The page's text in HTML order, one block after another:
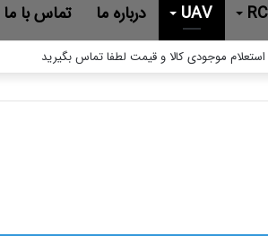
RC
UAV درباره ما تماس با ما
موجودی کالا و قیمت لطفا تماس بگیرید